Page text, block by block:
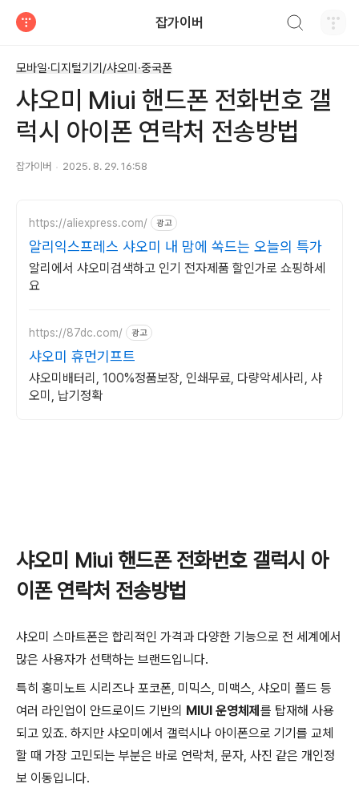
잡가이버
모바일·디지털기기/샤오미·중국폰
샤오미 Miui 핸드폰 전화번호 갤
럭시 아이폰 연락처 전송방법
잡가이버 2025. 8. 29. 16:58
https://aliexpress.com/ 광고
알리익스프레스 샤오미 내 맘에 쏙드는 오늘의 특가
알리에서 샤오미검색하고 인기 전자제품 할인가로 쇼핑하세
요
https://87dc.com/ 광고
샤오미 휴먼기프트
샤오미배터리, 100%정품보장, 인쇄무료, 다량악세사리, 샤
오미, 납기정확
샤오미 Miui 핸드폰 전화번호 갤럭시 아
이폰 연락처 전송방법
샤오미 스마트폰은 합리적인 가격과 다양한 기능으로 전 세계에서
많은 사용자가 선택하는 브랜드입니다.
특히 홍미노트 시리즈나 포코폰, 미믹스, 미맥스, 샤오미 폴드 등
여러 라인업이 안드로이드 기반의 MIUI 운영체제 를 탑재해 사용
되고 있죠. 하지만 샤오미에서 갤럭시나 아이폰으로 기기를 교체
할 때 가장 고민되는 부분은 바로 연락처, 문자, 사진 같은 개인정
보 이동입니다.